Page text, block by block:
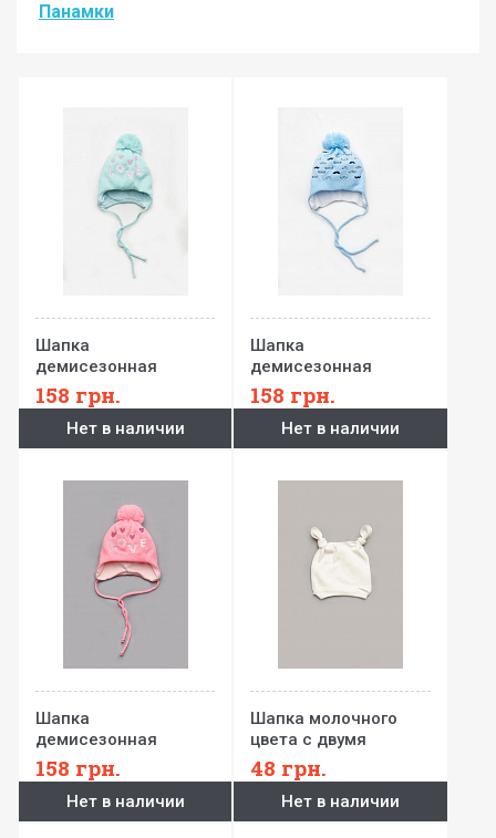
Панамки
Шапка
демисезонная
мятная с помпоном
158 грн.
Нет в наличии
Шапка
демисезонная
голубая с помпоном
158 грн.
Нет в наличии
Шапка
демисезонная
розовая с помпоном
158 грн.
Нет в наличии
Шапка молочного
цвета с двумя
узелками
48 грн.
Нет в наличии